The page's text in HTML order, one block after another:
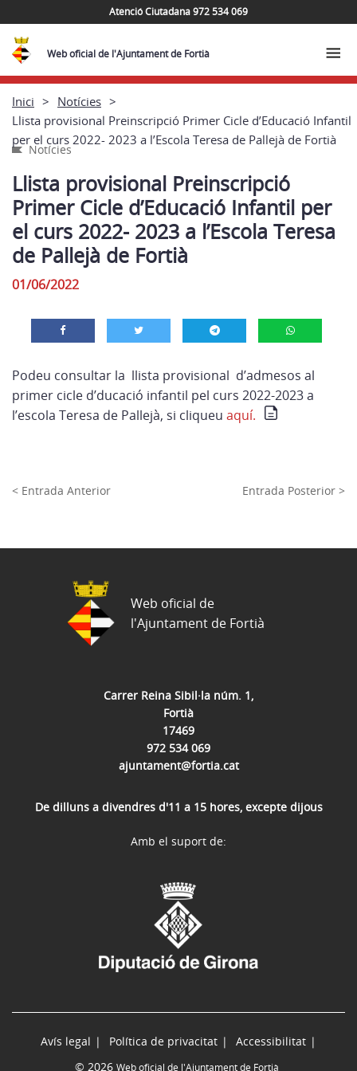
Atenció Ciutadana 972 534 069
Web oficial de l'Ajuntament de Fortià
Inici
Notícies
Llista provisional Preinscripció Primer Cicle d’Educació Infantil
per el curs 2022- 2023 a l’Escola Teresa de Pallejà de Fortià
Notícies
Llista provisional Preinscripció
Primer Cicle d’Educació Infantil per
el curs 2022- 2023 a l’Escola Teresa
de Pallejà de Fortià
01/06/2022
Podeu consultar la llista provisional d’admesos al
primer cicle d’ducació infantil pel curs 2022-2023 a
l’escola Teresa de Pallejà, si cliqueu aquí.
< Entrada Anterior Entrada Posterior >
Carrer Reina Sibil·la núm. 1,
Fortià
17469
972 534 069
ajuntament@fortia.cat
De dilluns a divendres d'11 a 15 hores, excepte dijous
Web oficial de
l'Ajuntament de Fortià
Avís legal Política de privacitat
Accessibilitat
© 2026 Web oficial de l'Ajuntament de Fortià
Amb el suport de: